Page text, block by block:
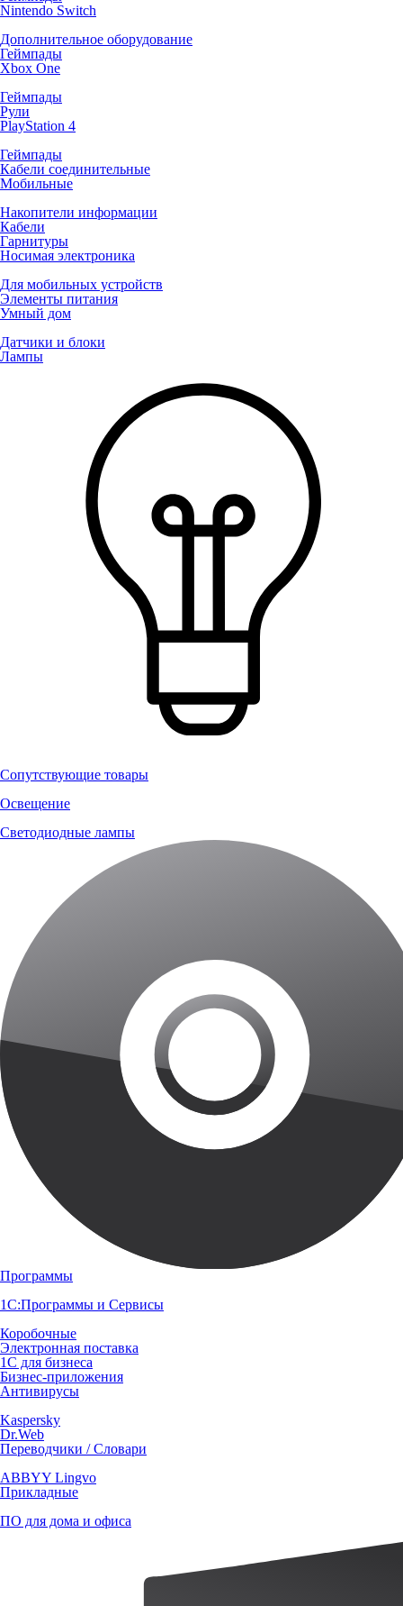
Nintendo Switch
Дополнительное оборудование
Геймпады
Xbox One
Геймпады
Рули
PlayStation 4
Геймпады
Кабели соединительные
Мобильные
Накопители информации
Кабели
Гарнитуры
Носимая электроника
Для мобильных устройств
Элементы питания
Умный дом
Датчики и блоки
Лампы
Сопутствующие товары
Освещение
Светодиодные лампы
Программы
1С:Программы и Сервисы
Коробочные
Электронная поставка
1С для бизнеса
Бизнес-приложения
Антивирусы
Kaspersky
Dr.Web
Переводчики / Словари
ABBYY Lingvo
Прикладные
ПО для дома и офиса